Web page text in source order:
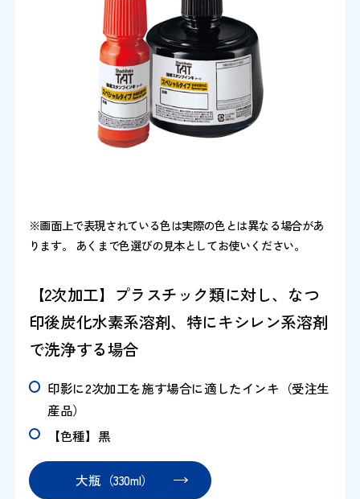
※画面上で表現されている色は実際の色とは異なる場合があ
ります。 あくまで色選びの見本としてお使いください。
【2次加工】プラスチック類に対し、なつ
印後炭化水素系溶剤、特にキシレン系溶剤
で洗浄する場合
印影に2次加工を施す場合に適したインキ（受注生
産品）
【色種】黒
大瓶（330ml）